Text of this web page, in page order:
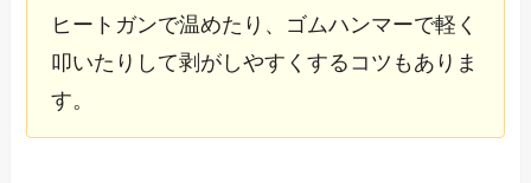
ヒートガンで温めたり、ゴムハンマーで軽く
叩いたりして剥がしやすくするコツもありま
す。